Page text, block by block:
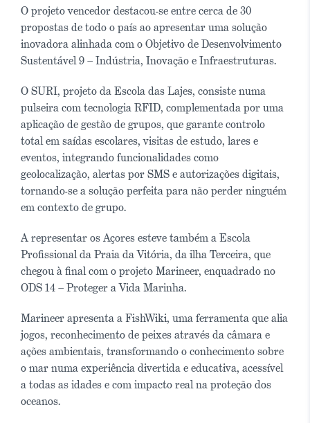
O projeto vencedor destacou-se entre cerca de 30
propostas de todo o país ao apresentar uma solução
inovadora alinhada com o Objetivo de Desenvolvimento
Sustentável 9 – Indústria, Inovação e Infraestruturas.
O SURI, projeto da Escola das Lajes, consiste numa
pulseira com tecnologia RFID, complementada por uma
aplicação de gestão de grupos, que garante controlo
total em saídas escolares, visitas de estudo, lares e
eventos, integrando funcionalidades como
geolocalização, alertas por SMS e autorizações digitais,
tornando-se a solução perfeita para não perder ninguém
em contexto de grupo.
A representar os Açores esteve também a Escola
Profissional da Praia da Vitória, da ilha Terceira, que
chegou à final com o projeto Marineer, enquadrado no
ODS 14 – Proteger a Vida Marinha.
Marineer apresenta a FishWiki, uma ferramenta que alia
jogos, reconhecimento de peixes através da câmara e
ações ambientais, transformando o conhecimento sobre
o mar numa experiência divertida e educativa, acessível
a todas as idades e com impacto real na proteção dos
oceanos.